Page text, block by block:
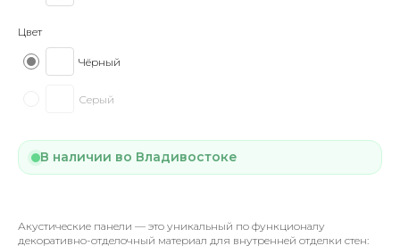
Цвет
Чёрный
Серый
В наличии во Владивостоке
Акустические панели — это уникальный по функционалу
декоративно-отделочный материал для внутренней отделки стен: